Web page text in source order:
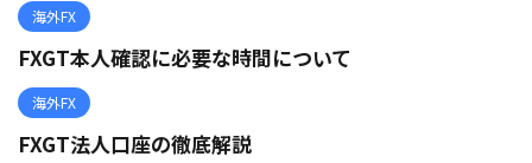
海外FX
FXGT本人確認に必要な時間について
海外FX
FXGT法人口座の徹底解説